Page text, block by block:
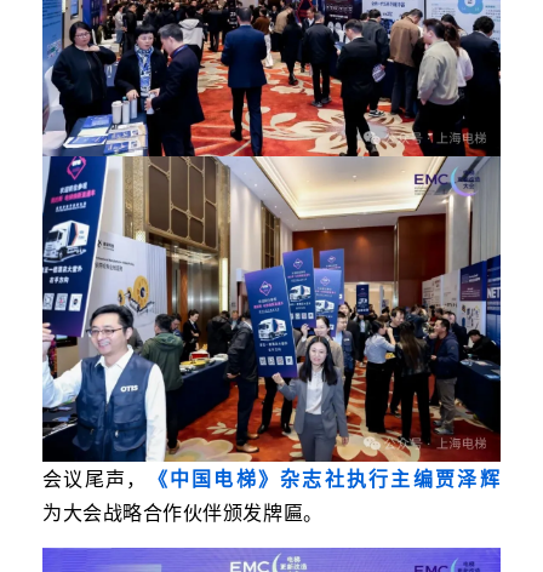
会议尾声， 《中国电梯》杂志社执行主编贾泽辉
为大会战略合作伙伴颁发牌匾。